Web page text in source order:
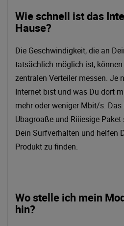
Wie schnell ist das
Hause?
Die Geschwindigkeit, die an
tatsächlich möglich ist,
zentralen Verteiler messen. Je
Internet bist und was Du dort
mehr oder weniger Mbit/s. Das
Übagroaße und Riiiesige
Dein Surfverhalten und helfen
Produkt zu finden.
Wo stelle ich mein
hin?